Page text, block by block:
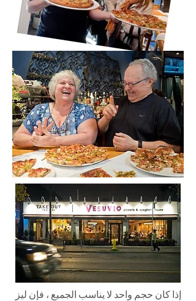
إذا كان حجم واحد لا يناسب الجميع ، فإن ليز